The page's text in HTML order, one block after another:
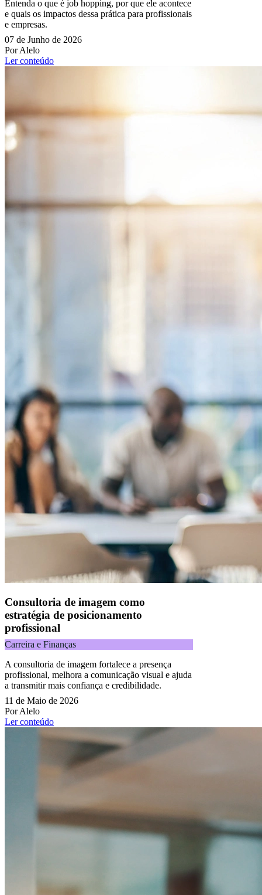
Entenda o que é job hopping, por que ele acontece
e quais os impactos dessa prática para profissionais
e empresas.
07 de Junho de 2026
Por Alelo
Ler conteúdo
Consultoria de imagem como
estratégia de posicionamento
profissional
Carreira e Finanças
A consultoria de imagem fortalece a presença
profissional, melhora a comunicação visual e ajuda
a transmitir mais confiança e credibilidade.
11 de Maio de 2026
Por Alelo
Ler conteúdo